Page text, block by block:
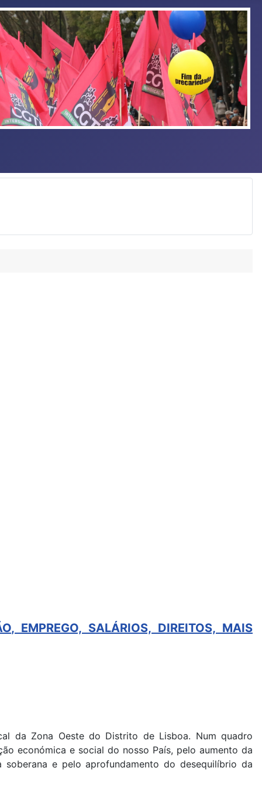
EMPREGO, SALÁRIOS, DIREITOS, MAIS
da Zona Oeste do Distrito de Lisboa. Num quadro
económica e social do nosso País, pelo aumento da
e pelo aprofundamento do desequilíbrio da